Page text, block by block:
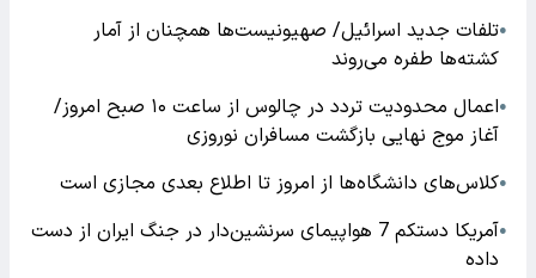
●تلفات جدید اسرائیل/ صهیونیست‌ها همچنان از آمار
کشته‌ها طفره می‌روند
●
اعمال محدودیت تردد در چالوس از ساعت ۱۰ صبح امروز/
آغاز موج نهایی بازگشت مسافران نوروزی
●کلاس‌های دانشگاه‌ها از امروز تا اطلاع بعدی مجازی است
●
آمریکا دستکم 7 هواپیمای سرنشین‌دار در جنگ ایران از دست
داده